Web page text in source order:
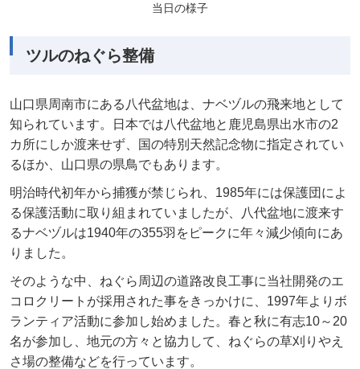
当日の様子
ツルのねぐら整備
山口県周南市にある八代盆地は、ナベヅルの飛来地として
知られています。日本では八代盆地と鹿児島県出水市の2
カ所にしか渡来せず、国の特別天然記念物に指定されてい
るほか、山口県の県鳥でもあります。
明治時代初年から捕獲が禁じられ、1985年には保護団によ
る保護活動に取り組まれていましたが、八代盆地に渡来す
るナベヅルは1940年の355羽をピークに年々減少傾向にあ
りました。
そのような中、ねぐら周辺の道路改良工事に当社開発のエ
コロクリートが採用された事をきっかけに、1997年よりボ
ランティア活動に参加し始めました。春と秋に有志10～20
名が参加し、地元の方々と協力して、ねぐらの草刈りやえ
さ場の整備などを行っています。